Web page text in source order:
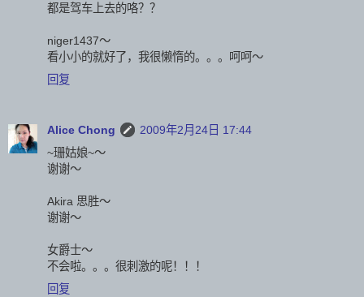
都是驾车上去的咯？？
niger1437～
看小小的就好了，我很懒惰的。。。呵呵～
回复
Alice Chong
2009年2月24日 17:44
~珊姑娘~～
谢谢～
Akira 思胜～
谢谢～
女爵士～
不会啦。。。很刺激的呢！！！
回复